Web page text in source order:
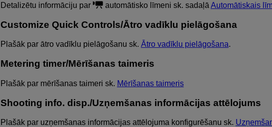
Detalizētu informāciju par automātisko līmeni sk. sadaļā Automātiskais
Customize Quick Controls/Ātro vadīklu pielāgošana
Plašāk par ātro vadīklu pielāgošanu sk. Ātro vadīklu pielāgošana.
Metering timer/Mērīšanas taimeris
Plašāk par mērīšanas taimeri sk. Mērīšanas taimeris
Shooting info. disp./Uzņemšanas informācijas attēlojums
Plašāk par uzņemšanas informācijas attēlojuma konfigurēšanu sk.